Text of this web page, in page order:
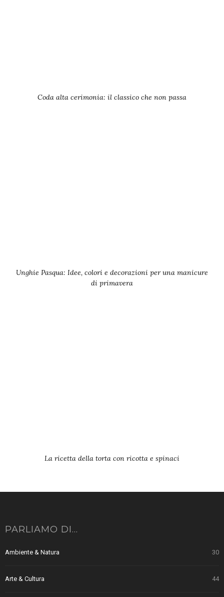
Coda alta cerimonia: il classico che non passa
Unghie Pasqua: Idee, colori e decorazioni per una manicure
di primavera
La ricetta della torta con ricotta e spinaci
PARLIAMO DI…
Ambiente & Natura 30
Arte & Cultura 44